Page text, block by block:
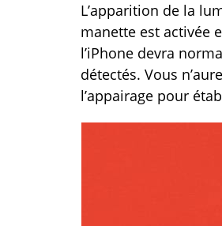
L’apparition de la
manette est activée
l’iPhone devra
détectés. Vous
l’appairage pour